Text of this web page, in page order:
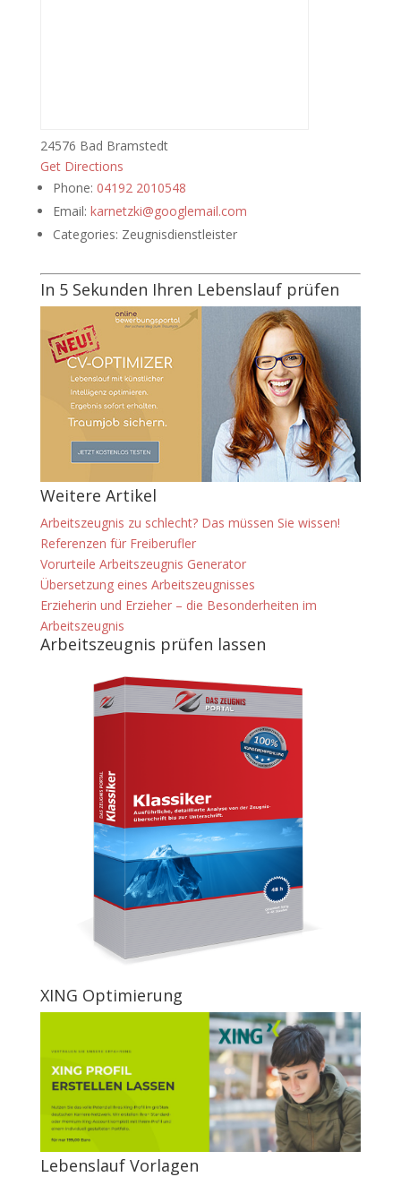
24576 Bad Bramstedt
Get Directions
Phone: 04192 2010548
Email: karnetzki@googlemail.com
Categories: Zeugnisdienstleister
In 5 Sekunden Ihren Lebenslauf prüfen
Weitere Artikel
Arbeitszeugnis zu schlecht? Das müssen Sie wissen!
Referenzen für Freiberufler
Vorurteile Arbeitszeugnis Generator
Übersetzung eines Arbeitszeugnisses
Erzieherin und Erzieher – die Besonderheiten im
Arbeitszeugnis
Arbeitszeugnis prüfen lassen
XING Optimierung
Lebenslauf Vorlagen